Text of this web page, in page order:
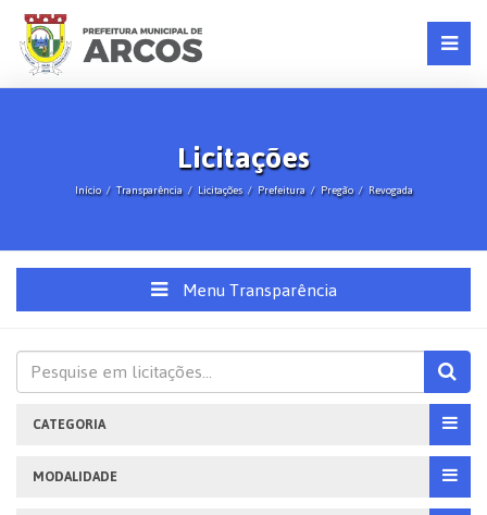
Licitações
Início Transparência Licitações Prefeitura Pregão Revogada
Menu Transparência
CATEGORIA
MODALIDADE